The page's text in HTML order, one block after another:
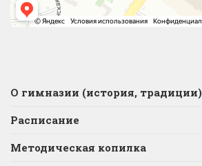
О гимназии (история, традиции)
Расписание
Методическая копилка